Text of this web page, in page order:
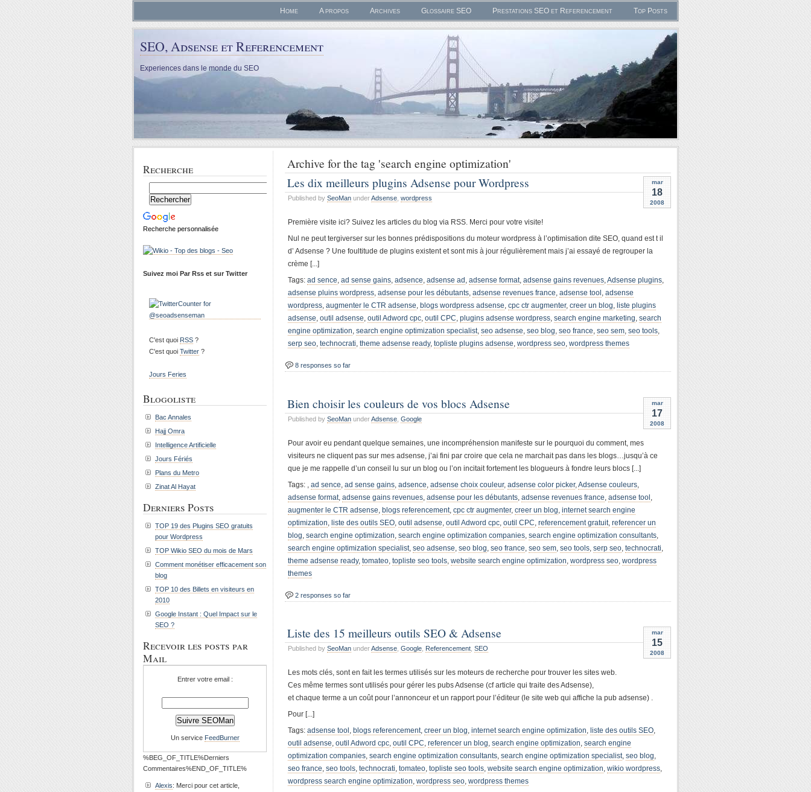
Home A propos Archives Glossaire SEO Prestations SEO et Referencement Top Posts
SEO, Adsense et Referencement
Experiences dans le monde du SEO
Archive for the tag 'search engine optimization'
mar
18
2008
Les dix meilleurs plugins Adsense pour Wordpress
Published by SeoMan underAdsense wordpress
Première visite ici? Suivez les articles du blog via RSS. Merci pour votre visite!
Nul ne peut tergiverser sur les bonnes prédispositions du moteur wordpress à l’optimisation dite SEO, quand est t il
d’ Adsense ? Une foultitude de plugins existent et sont mis à jour régulièrement mais j’ai essayé de regrouper la
crème [...]
Tags: ad sence, ad sense gains, adsence, adsense ad , adsense format, adsense gains revenues,Adsense plugins,
adsense pluins wordpress, adsense pour les débutants, adsense revenues france, adsense tool , adsense
wordpress, augmenter le CTR adsense, blogs wordpress adsense, cpc ctr augmenter, creer un blog, liste plugins
adsense, outil adsense, outil Adword cpc, outil CPC, plugins adsense wordpress, search engine marketing, search
engine optimization, search engine optimization specialist, seo adsense, seo blog, seo france, seo sem, seo tools,
serp seo, technocrati, theme adsense ready, topliste plugins adsense, wordpress seo, wordpress themes
8 responses so far
mar
17
2008
Bien choisir les couleurs de vos blocs Adsense
Published by SeoMan underAdsense Google
Pour avoir eu pendant quelque semaines, une incompréhension manifeste sur le pourquoi du comment, mes
visiteurs ne cliquent pas sur mes adsense, j’ai fini par croire que cela ne marchait pas dans les blogs…jusqu’à ce
que je me rappelle d’un conseil lu sur un blog ou l’on incitait fortement les blogueurs à fondre leurs blocs [...]
Tags:
ad sence ad sense gains adsence adsense choix couleur, adsense color picker, Adsense couleurs
adsense format, adsense gains revenues adsense pour les débutants adsense revenues france adsense tool
augmenter le CTR adsense blogs referencement, cpc ctr augmenter, creer un blog internet search engine
optimization liste des outils SEO outil adsense outil Adword cpc outil CPC referencement gratuit, referencer un
blog search engine optimization search engine optimization companies search engine optimization consultants
search engine optimization specialist, seo adsense seo blog seo france seo sem seo tools serp seo technocrati
theme adsense ready, tomateo topliste seo tools website search engine optimization wordpress seo wordpress
themes
2 responses so far
mar
15
2008
Liste des 15 meilleurs outils SEO & Adsense
Published by SeoMan underAdsense Google Referencement SEO
Les mots clés, sont en fait les termes utilisés sur les moteurs de recherche pour trouver les sites web.
Ces même termes sont utilisés pour gérer les pubs Adsense (cf article qui traite des Adsense),
et chaque terme a un coût pour l’annonceur et un rapport pour l’éditeur (le site web qui affiche la pub adsense) .
Pour [...]
Tags: adsense tool , blogs referencement, creer un blog, internet search engine optimization, liste des outils SEO,
outil adsense, outil Adword cpc, outil CPC, referencer un blog, search engine optimization, search engine
optimization companies, search engine optimization consultants, search engine optimization specialist, seo blog,
seo france, seo tools, technocrati, tomateo, topliste seo tools, website search engine optimization, wikio wordpress,
wordpress search engine optimization, wordpress seo, wordpress themes
Recherche
Recherche personnalisée
Suivez moi Par Rss et sur Twitter
C'est quoi RSS ?
C'est quoi Twitter ?
Jours Feries
Blogoliste
Bac Annales
Hajj Omra
Intelligence Artificielle
Jours Fériés
Plans du Metro
Zinat Al Hayat
Derniers Posts
TOP 19 des Plugins SEO gratuits
pour Wordpress
TOP Wikio SEO du mois de Mars
Comment monétiser efficacement son
blog
TOP 10 des Billets en visiteurs en
2010
Google Instant : Quel Impact sur le
SEO ?
Recevoir les posts par
Mail
Entrer votre email :
Un service FeedBurner
%BEG_OF_TITLE%Derniers
Commentaires%END_OF_TITLE%
Alexis: Merci pour cet article,